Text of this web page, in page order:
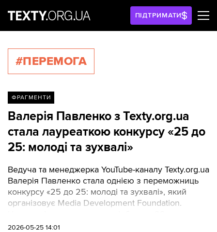
ПІДТРИМАТИ
#ПЕРЕМОГА
ФРАГМЕНТИ
Валерія Павленко з Texty.org.ua
стала лауреаткою конкурсу «25 до
25: молоді та зухвалі»
Ведуча та менеджерка YouTube-каналу Texty.org.ua
Валерія Павленко стала однією з переможниць
конкурсу «25 до 25: молоді та зухвалі», який
організовує Media Development Foundation.
Києві.
2026-05-25 14:01